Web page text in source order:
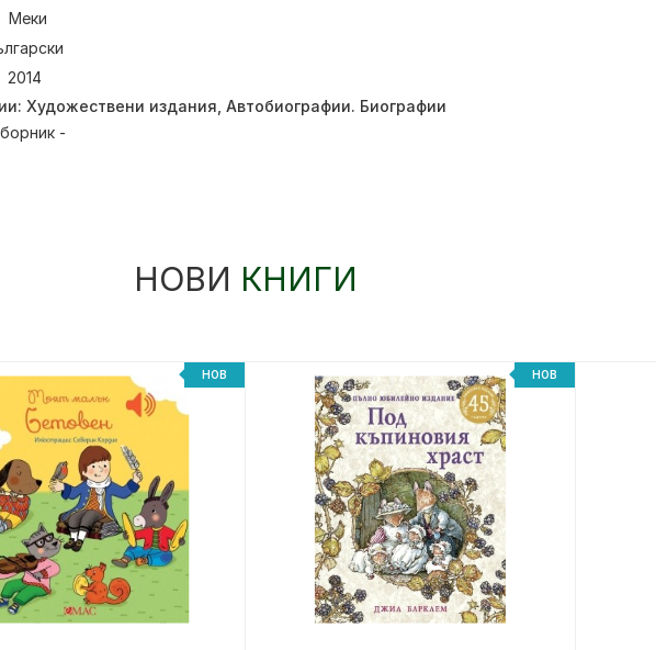
Меки
2014
Художествени издания Автобиографии. Биографии
-
НОВИ КНИГИ
НОВ НОВ